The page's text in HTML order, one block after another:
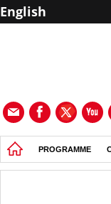
English
PROGRAMME